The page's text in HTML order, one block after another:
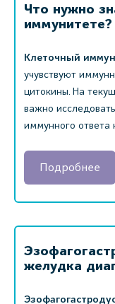
Что нужно
иммунитете?
Клеточный
учувствуют
цитокины. На
важно
иммунного ответа
Подробнее
желудка